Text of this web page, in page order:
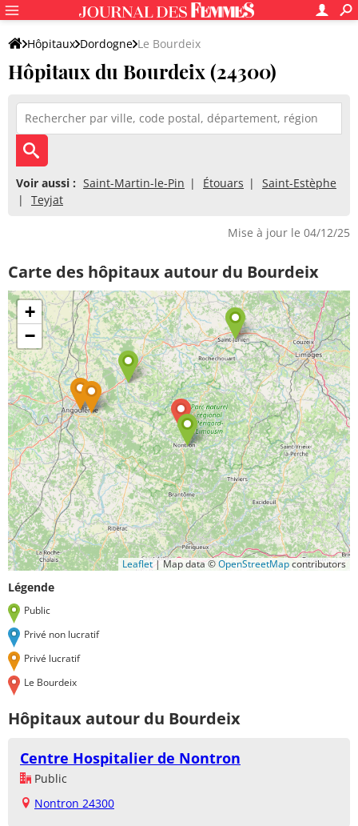
Hôpitaux Dordogne Le Bourdeix
Hôpitaux du Bourdeix (24300)
Voir aussi : Saint-Martin-le-Pin Étouars
Saint-Estèphe
Teyjat
Mise à jour le 04/12/25
Carte des hôpitaux autour du Bourdeix
+
−
Leaflet|Map data ©OpenStreetMapcontributors
Légende
Public
Privé non lucratif
Privé lucratif
Le Bourdeix
Hôpitaux autour du Bourdeix
Centre Hospitalier de Nontron
Public
Nontron 24300